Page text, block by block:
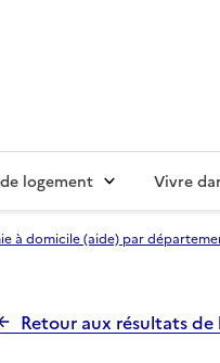
logement Vivre
à domicile (aide) par
Retour aux résultats de